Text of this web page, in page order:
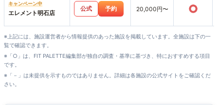
キャンペーン中
エレメント明石店
公式 予約 20,000円〜 ○
※上記には、施設運営者から情報提供のあった施設を掲載しています。全施設は下の一
覧で確認できます。
※「○」は、FIT PALETTE編集部が独自の調査・基準に基づき、特におすすめする項目
です。
※「－」は未提供を示すものではありません。詳細は各施設の公式サイトをご確認くだ
さい。